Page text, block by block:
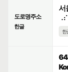
도로명주소
한글
서
한